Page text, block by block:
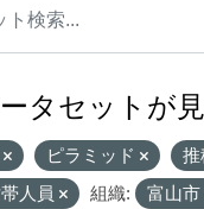
タセットが
ピラミッド 推
人員 組織: 富山市